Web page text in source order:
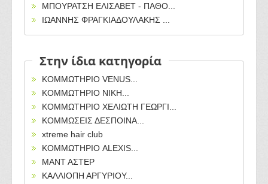
ΜΠΟΥΡΑΤΣΗ ΕΛΙΣΑΒΕΤ - ΠΑΘΟ...
ΙΩΑΝΝΗΣ ΦΡΑΓΚΙΑΔΟΥΛΑΚΗΣ ...
Στην ίδια κατηγορία
ΚΟΜΜΩΤΗΡΙΟ VENUS...
ΚΟΜΜΩΤΗΡΙΟ ΝΙΚΗ...
ΚΟΜΜΩΤΗΡΙΟ ΧΕΛΙΩΤΗ ΓΕΩΡΓΙ...
ΚΟΜΜΩΣΕΙΣ ΔΕΣΠΟΙΝΑ...
xtreme hair club
ΚΟΜΜΩΤΗΡΙΟ ALEXIS...
ΜΑΝΤ ΑΣΤΕΡ
ΚΑΛΛΙΟΠΗ ΑΡΓΥΡΙΟΥ...